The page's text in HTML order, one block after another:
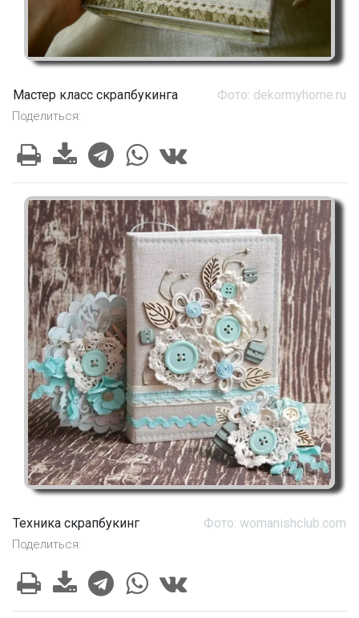
Мастер класс скрапбукинга Фото: dekormyhome.ru
Поделиться:
Техника скрапбукинг Фото: womanishclub.com
Поделиться: